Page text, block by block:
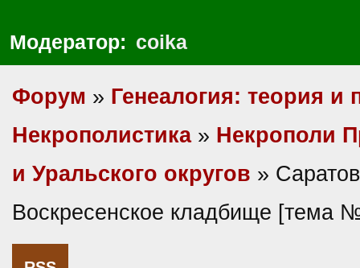
Модератор: coika
Форум » Генеалогия: теория и
Некрополистика» Некрополи
и Уральского округов »
Воскресенское кладбище [тема